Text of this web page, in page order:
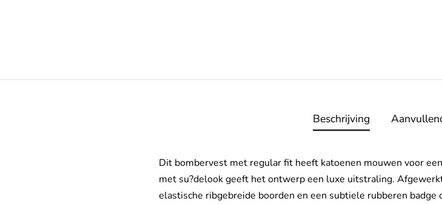
Beschrijving
Dit bombervest met regular fit heeft katoenen mouwen voor
met su?delook geeft het ontwerp een luxe uitstraling.
elastische ribgebreide boorden en een subtiele rubberen badge